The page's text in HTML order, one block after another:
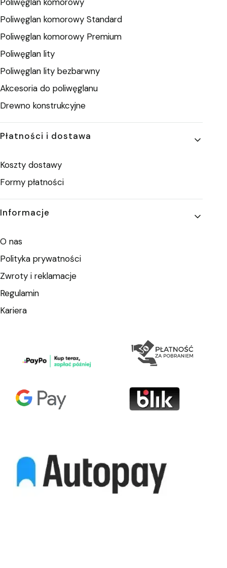
Poliwęglan komorowy Standard
Poliwęglan komorowy Premium
Poliwęglan lity
Poliwęglan lity bezbarwny
Akcesoria do poliwęglanu
Drewno konstrukcyjne
Płatności i dostawa
Koszty dostawy
Formy płatności
Informacje
O nas
Polityka prywatności
Zwroty i reklamacje
Regulamin
Kariera